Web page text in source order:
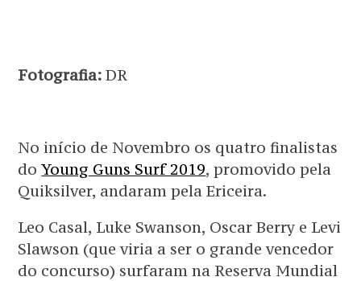
Fotografia: DR
No início de Novembro os quatro finalistas
doYoung Guns Surf 2019, promovido pela
Quiksilver, andaram pela Ericeira.
Leo Casal, Luke Swanson, Oscar Berry e Levi
Slawson (que viria a ser o grande vencedor
do concurso) surfaram na Reserva Mundial